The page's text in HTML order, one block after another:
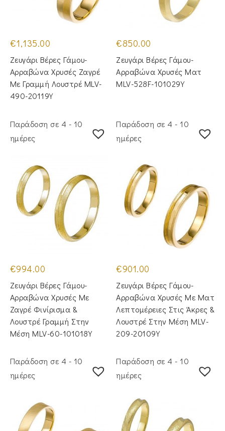
€1,135.00
Ζευγάρι Βέρες Γάμου-
Αρραβώνα Χρυσές Ζαγρέ
Με Γραμμή Λουστρέ MLV-
490-20119Y
€850.00
Ζευγάρι Βέρες Γάμου-
Αρραβώνα Χρυσές Ματ
MLV-528F-101029Y
Παράδοση σε 4 - 10
ημέρες
€994.00
Ζευγάρι Βέρες Γάμου-
Αρραβώνα Χρυσές Με
Ζαγρέ Φινίρισμα &
Λουστρέ Γραμμή Στην
Μέση MLV-60-101018Y
Παράδοση σε 4 - 10
ημέρες
€901.00
Ζευγάρι Βέρες Γάμου-
Αρραβώνα Χρυσές Με Ματ
Λεπτομέρειες Στις Άκρες &
Λουστρέ Στην Μέση MLV-
209-20109Y
Παράδοση σε 4 - 10
ημέρες
Παράδοση σε 4 - 10
ημέρες